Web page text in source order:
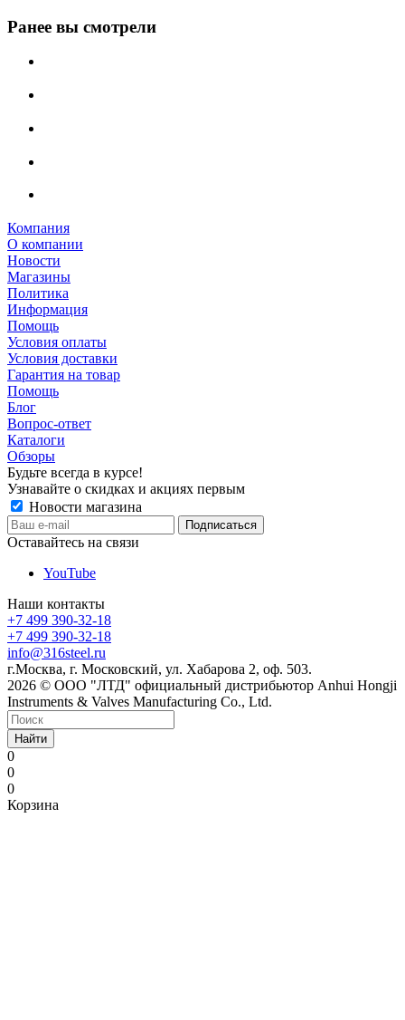
Ранее вы смотрели
Компания
О компании
Новости
Магазины
Политика
Информация
Помощь
Условия оплаты
Условия доставки
Гарантия на товар
Помощь
Блог
Вопрос-ответ
Каталоги
Обзоры
Будьте всегда в курсе!
Узнавайте о скидках и акциях первым
Новости магазина
Оставайтесь на связи
YouTube
Наши контакты
+7 499 390-32-18
+7 499 390-32-18
info@316steel.ru
г.Москва, г. Московский, ул. Хабарова 2, оф. 503.
2026 © ООО "ЛТД" официальный дистрибьютор Anhui Hongji
Instruments & Valves Manufacturing Co., Ltd.
Найти
0
0
0
Корзина